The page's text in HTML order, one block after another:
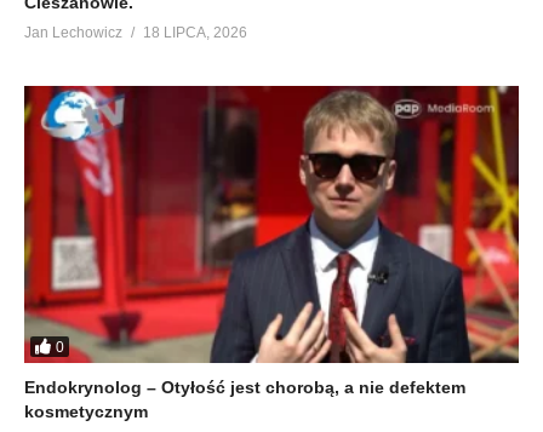
Jan Lechowicz 18 LIPCA, 2026
0
Endokrynolog – Otyłość jest chorobą, a nie defektem
kosmetycznym